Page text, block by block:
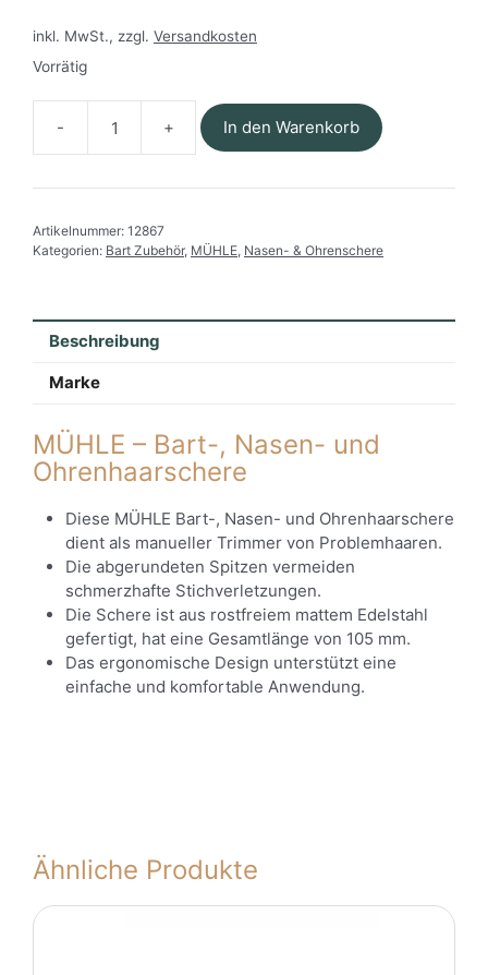
inkl. MwSt., zzgl. Versandkosten
Vorrätig
MÜHLE
-
Bart-,
Ohrenhaarschere
In den Warenkorb
Artikelnummer: 12867
Kategorien: Bart Zubehör, MÜHLE, Nasen- & Ohrenschere
Beschreibung
Marke
MÜHLE – Bart-, Nasen- und
Ohrenhaarschere
Diese MÜHLE Bart-, Nasen- und Ohrenhaarschere
dient als manueller Trimmer von Problemhaaren.
Die abgerundeten Spitzen vermeiden
schmerzhafte Stichverletzungen.
Die Schere ist aus rostfreiem mattem Edelstahl
gefertigt, hat eine Gesamtlänge von 105 mm.
Das ergonomische Design unterstützt eine
einfache und komfortable Anwendung.
Ähnliche Produkte